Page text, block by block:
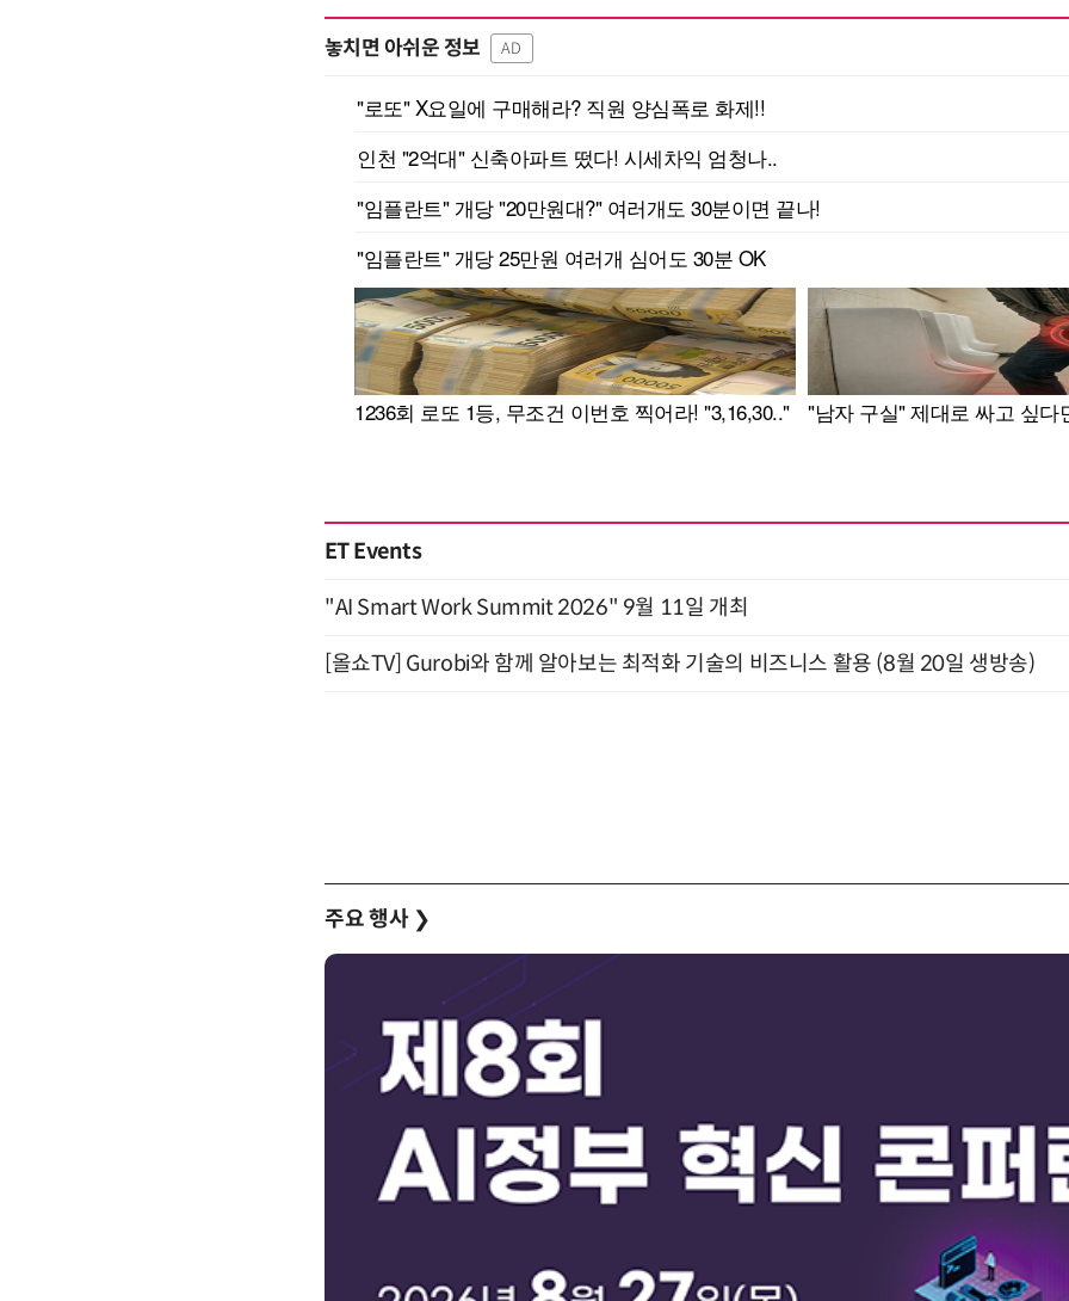
놓치면 아쉬운 정보 AD
ET Events
"AI Smart Work Summit 2026" 9월 11일 개최
[올쇼TV] Gurobi와 함께 알아보는 최적화 기술의 비즈니스 활용 (8월 20일 생방송)
주요 행사 ❯